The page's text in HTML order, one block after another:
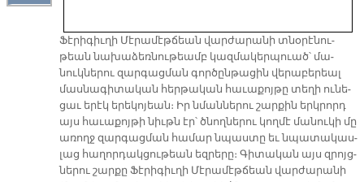
Ֆէ­րի­գիւ­ղի Մէ­րա­մէթ­ճեան վար­ժա­րա­նի տնօ­րէ­նու­
թեան նա­խա­ձեռ­նու­թեամբ կազ­մա­կեր­պուած՝ մա­
նուկ­նե­րու զար­գաց­ման գոր­ծըն­թա­ցին վե­րա­բե­րեալ
մաս­նա­գի­տա­կան հեր­թա­կան հա­ւա­քոյ­թը տե­ղի ու­նե­
ցաւ ե­րէկ ե­րե­կո­յեան։ Իր նման­նե­րու շար­քին երկ­րորդ
այս հա­ւա­քոյ­թի նիւթն էր՝ ծնող­նե­րու կող­մէ մա­նու­կի մը
ա­ռողջ զար­գաց­ման հա­մար նպաս­տը եւ նպա­տա­կաս­
լաց հա­ղոր­դակ­ցու­թեան եզ­րե­րը։ Գի­տա­կան այս զրոյց­
նե­րու շար­քը Ֆէ­րի­գիւ­ղի Մէ­րա­մէթ­ճեան վար­ժա­րա­նի